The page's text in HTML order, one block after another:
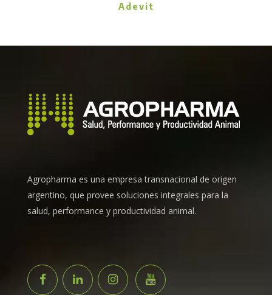
Adevit
Agropharma es una empresa transnacional de origen
argentino, que provee soluciones integrales para la
salud, performance y productividad animal.